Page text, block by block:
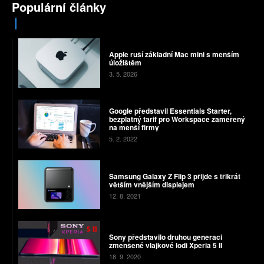
Populární články
Apple ruší základní Mac mini s menším
úložištěm
3. 5. 2026
Google představil Essentials Starter,
bezplatný tarif pro Workspace zaměřený
na menší firmy
5. 2. 2022
Samsung Galaxy Z Flip 3 přijde s třikrát
větším vnějším displejem
12. 8. 2021
Sony představilo druhou generaci
zmenšené vlajkové lodi Xperia 5 II
18. 9. 2020